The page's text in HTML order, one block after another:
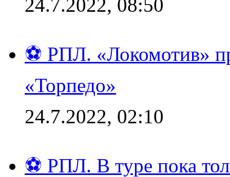
24.7.2022, 08:50
⚽ РПЛ. «Локомотив»
«Торпедо»
24.7.2022, 02:10
⚽ РПЛ. В туре пока